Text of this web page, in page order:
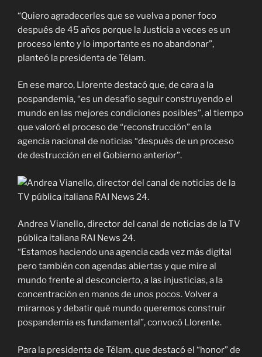
“Quiero agradecerles que se vuelva a poner foco
después de 45 años porque la Justicia a veces es un
proceso lento y lo importante es no abandonar”,
planteó la presidenta de Télam.
En ese marco, Llorente destacó que, de cara a la
pospandemia, “es un desafío seguir construyendo el
mundo en las mejores condiciones posibles”, al tiempo
que valoró el proceso de “reconstrucción” en la
agencia nacional de noticias “después de un proceso
de destrucción en el Gobierno anterior”.
Andrea Vianello, director del canal de noticias de la TV
pública italiana RAI News 24.
“Estamos haciendo una agencia cada vez más digital
pero también con agendas abiertas y que mire al
mundo frente al desconcierto, a las injusticias, a la
concentración en manos de unos pocos. Volver a
mirarnos y debatir qué mundo queremos construir
pospandemia es fundamental”, convocó Llorente.
Para la presidenta de Télam, que destacó el “honor” de